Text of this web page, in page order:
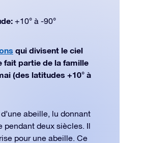
+10° à -90°
qui divisent le ciel
fait partie de la famille
(des latitudes +10° à
abeille, lu donnant
pendant deux siècles. Il
pour une abeille. Ce